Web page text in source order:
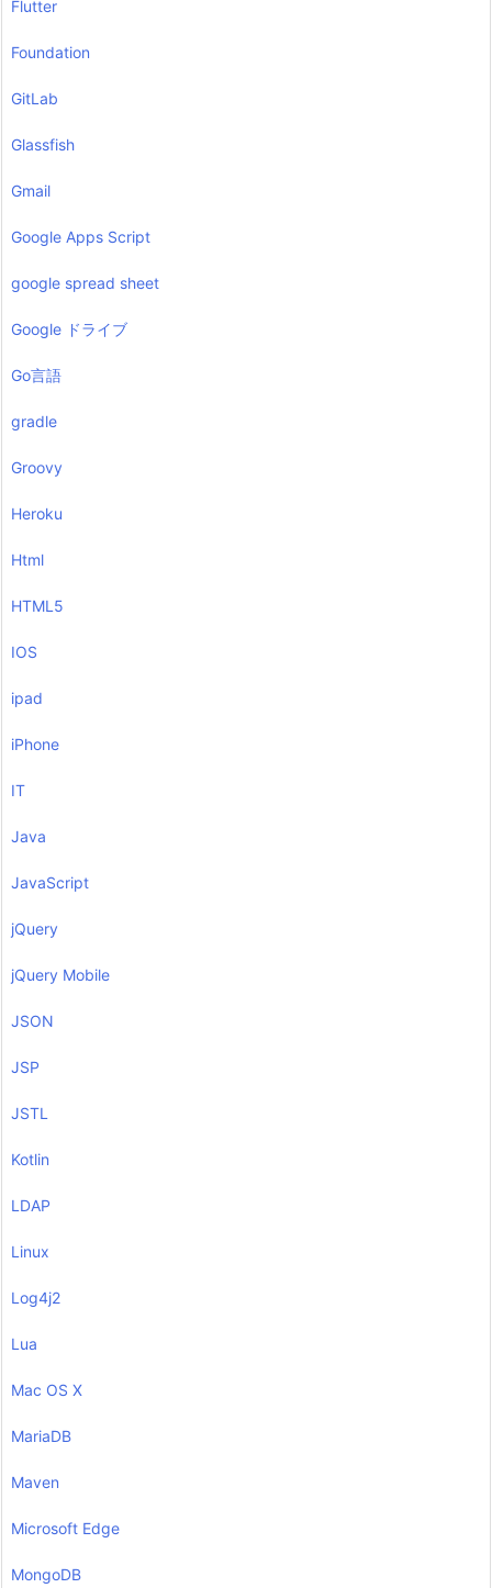
Flutter
Foundation
GitLab
Glassfish
Gmail
Google Apps Script
google spread sheet
Google ドライブ
Go言語
gradle
Groovy
Heroku
Html
HTML5
IOS
ipad
iPhone
IT
Java
JavaScript
jQuery
jQuery Mobile
JSON
JSP
JSTL
Kotlin
LDAP
Linux
Log4j2
Lua
Mac OS X
MariaDB
Maven
Microsoft Edge
MongoDB